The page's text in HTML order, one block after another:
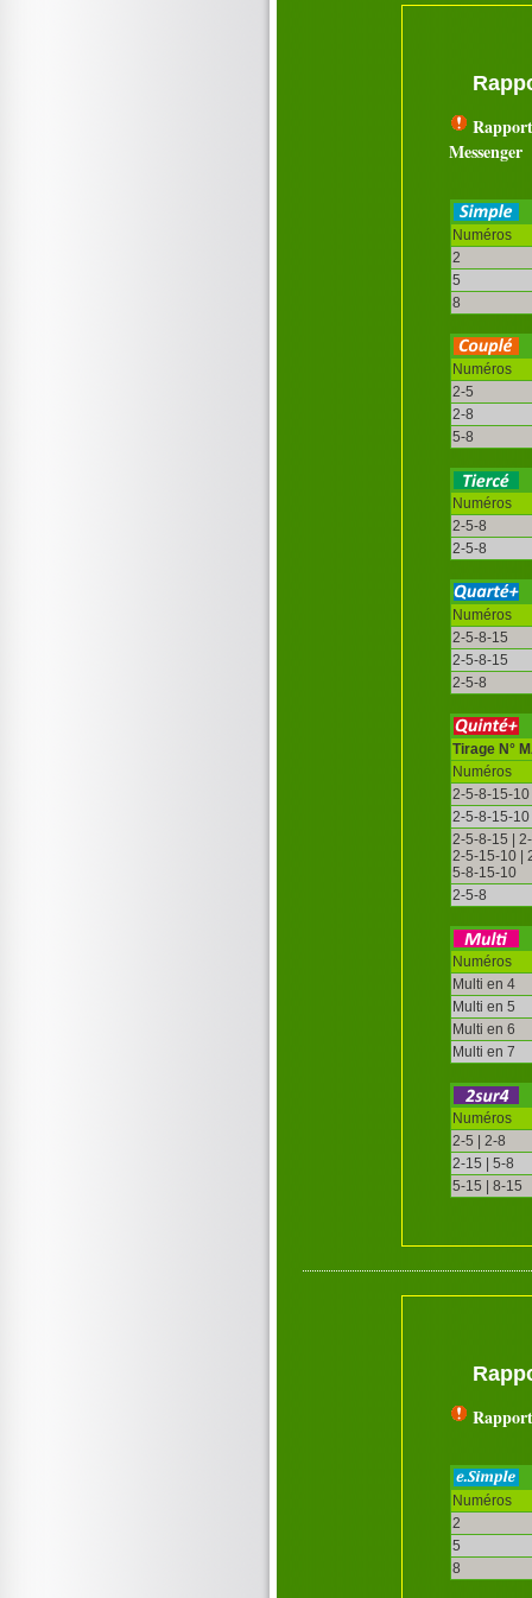
Messenger
Numéros
2
5
8
Numéros
2-5
2-8
5-8
Numéros
2-5-8
2-5-8
Numéros
2-5-8-15
2-5-8-15
2-5-8
Tirage N°
Numéros
2-5-8-15-10
2-5-8-15-10
2-5-8-15 |
2-5-15-10 |
5-8-15-10
2-5-8
Numéros
Multi en 4
Multi en 5
Multi en 6
Multi en 7
Numéros
2-5 | 2-8
2-15 | 5-8
5-15 | 8-15
Numéros
2
5
8